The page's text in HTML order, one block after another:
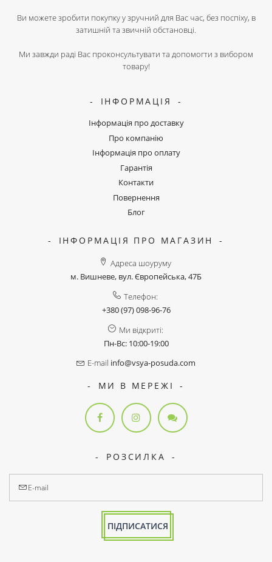
Ви можете зробити покупку у зручний для Вас час, без поспіху, в
затишній та звичній обстановці.
Ми завжди раді Вас проконсультувати та допомогти з вибором
товару!
ІНФОРМАЦІЯ
Інформація про доставку
Про компанію
Інформація про оплату
Гарантія
Контакти
Повернення
Блог
ІНФОРМАЦІЯ ПРО МАГАЗИН
Адреса шоуруму
м. Вишневе, вул. Європейська, 47Б
Телефон:
+380 (97) 098-96-76
Ми відкриті:
Пн-Вс: 10:00-19:00
E-mail info@vsya-posuda.com
МИ В МЕРЕЖІ
РОЗСИЛКА
ПІДПИСАТИСЯ